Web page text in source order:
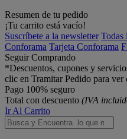
Resumen de tu pedido
¡Tu carrito está vacío!
Suscríbete a la newsletter Todas
Conforama Tarjeta Conforama
Seguir Comprando
*Descuentos, cupones y
clic en Tramitar Pedido para ver
Pago 100% seguro
Total con descuento (IVA
Ir Al Carrito